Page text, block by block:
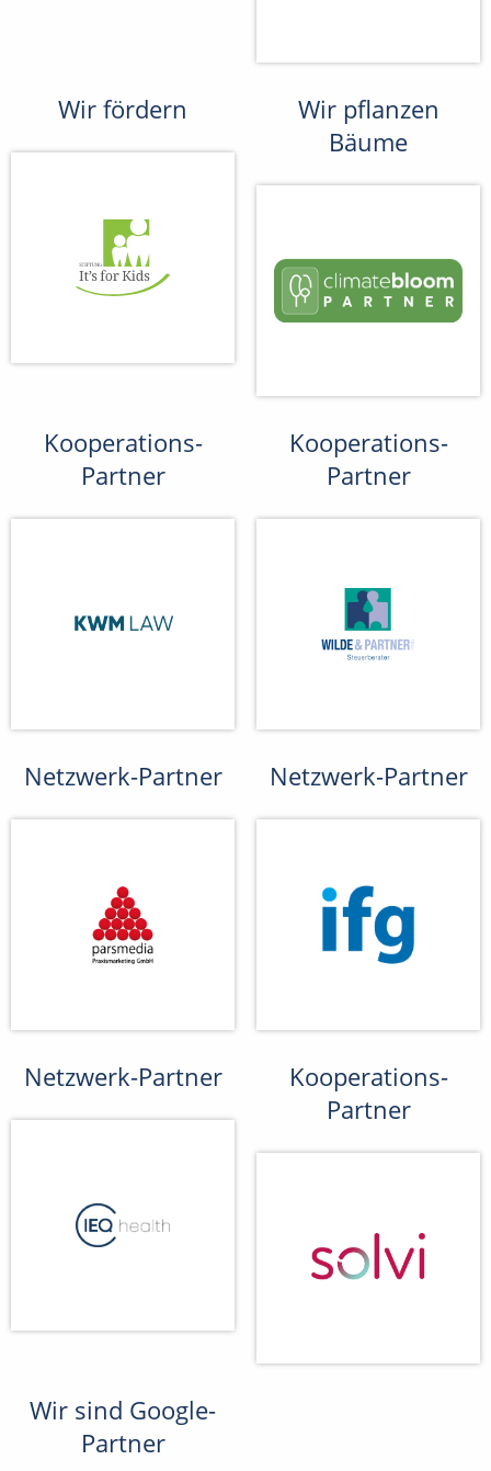
Wir fördern
Wir pflanzen
Bäume
Kooperations-
Partner
Kooperations-
Partner
Netzwerk-Partner Netzwerk-Partner
Netzwerk-Partner
Kooperations-
Partner
Wir sind Google-
Partner